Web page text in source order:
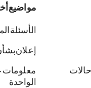
مواضيع
الأسئلة
إعلان
معلومات
الواحدة